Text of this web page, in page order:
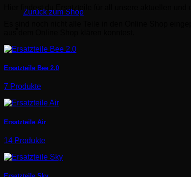
Zurück zum Shop
Hier findest du Ersatzteile für all unsere aktuellen und
Ersatzteile Bee 2.0
7 Produkte
Ersatzteile Air
14 Produkte